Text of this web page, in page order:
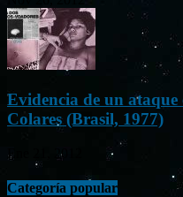
Evidencia de un ataque
Colares (Brasil, 1977)
Ene 21, 2012
Categoría popular